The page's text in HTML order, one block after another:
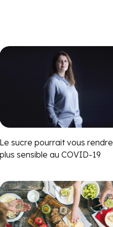
Le sucre pourrait vous rendre
plus sensible au COVID-19